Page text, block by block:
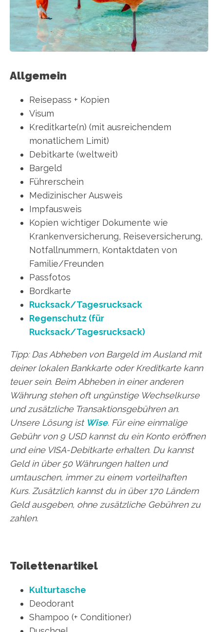
Allgemein
Reisepass + Kopien
Visum
Kreditkarte(n) (mit ausreichendem
monatlichem Limit)
Debitkarte (weltweit)
Bargeld
Führerschein
Medizinischer Ausweis
Impfausweis
Kopien wichtiger Dokumente wie
Krankenversicherung, Reiseversicherung,
Notfallnummern, Kontaktdaten von
Familie/Freunden
Passfotos
Bordkarte
Rucksack/Tagesrucksack
Regenschutz (für
Rucksack/Tagesrucksack)
Tipp: Das Abheben von Bargeld im Ausland mit
deiner lokalen Bankkarte oder Kreditkarte kann
teuer sein. Beim Abheben in einer anderen
Währung stehen oft ungünstige Wechselkurse
und zusätzliche Transaktionsgebühren an.
Unsere Lösung ist Wise. Für eine einmalige
Gebühr von 9 USD kannst du ein Konto eröffnen
und eine VISA-Debitkarte erhalten. Du kannst
Geld in über 50 Währungen halten und
umtauschen, immer zu einem vorteilhaften
Kurs. Zusätzlich kannst du in über 170 Ländern
Geld ausgeben, ohne zusätzliche Gebühren zu
zahlen.
Toilettenartikel
Kulturtasche
Deodorant
Shampoo (+ Conditioner)